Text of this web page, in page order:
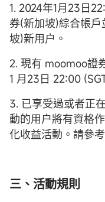
1. 2024年1月23日
券(新加坡)綜合帳
坡)新用户。
2. 現有 moomoo證
1 月23日 22:00
3. 已享受過或者正
動的用户將有資格
化收益活動。請參
三、活動規則